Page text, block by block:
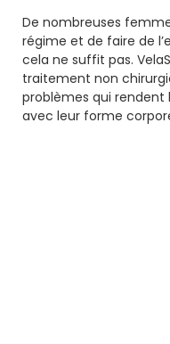
De nombreuses
régime et de faire de
cela ne suffit pas.
traitement non
problèmes qui rendent
avec leur forme